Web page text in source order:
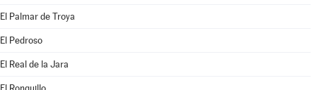
El Palmar de Troya
El Pedroso
El Real de la Jara